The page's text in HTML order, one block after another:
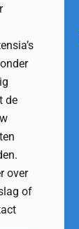
de
over
of